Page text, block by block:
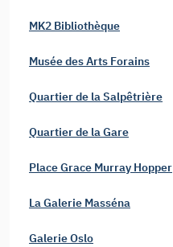
MK2 Bibliothèque
Musée des Arts Forains
Quartier de la Salpêtrière
Quartier de la Gare
Place Grace Murray Hopper
La Galerie Masséna
Galerie Oslo